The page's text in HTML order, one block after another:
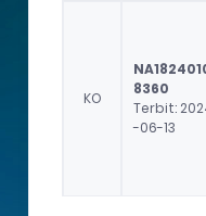
KO
8360
Terbit:
-06-13